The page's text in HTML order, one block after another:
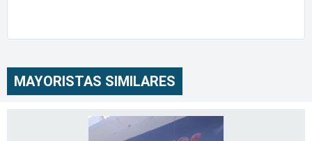
MAYORISTAS SIMILARES